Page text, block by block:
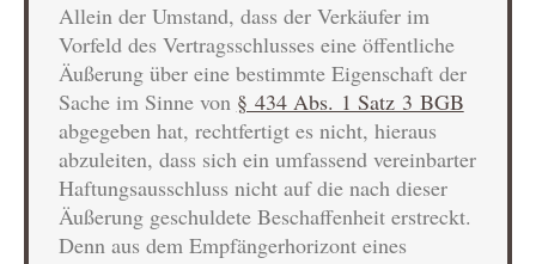
Allein der Umstand, dass der Verkäufer im
Vorfeld des Vertragsschlusses eine öffentliche
Äußerung über eine bestimmte Eigenschaft der
Sache im Sinne von § 434 Abs. 1 Satz 3 BGB
abgegeben hat, rechtfertigt es nicht, hieraus
abzuleiten, dass sich ein umfassend vereinbarter
Haftungsausschluss nicht auf die nach dieser
Äußerung geschuldete Beschaffenheit erstreckt.
Denn aus dem Empfängerhorizont eines